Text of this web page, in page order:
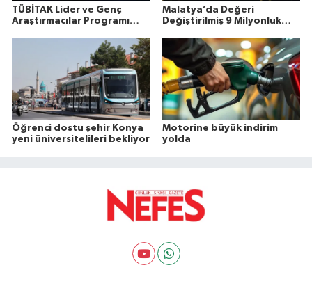
TÜBİTAK Lider ve Genç
Araştırmacılar Programı
Malatya’da Değeri
Değiştirilmiş 9 Milyonluk
Öğrenci dostu şehir Konya
yeni üniversitelileri bekliyor
Motorine büyük indirim
yolda